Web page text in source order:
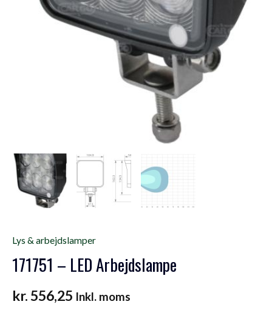
Lys & arbejdslamper
171751 – LED Arbejdslampe
kr. 556,25 Inkl. moms